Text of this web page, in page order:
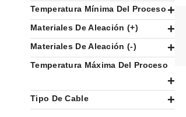
Temperatura Mínima Del Proceso
Materiales De Aleación (+)
Materiales De Aleación (-)
Temperatura Máxima Del Proceso
Tipo De Cable